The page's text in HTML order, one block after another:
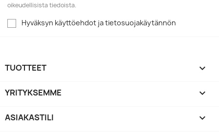
oikeudellisista tiedoista.
Hyväksyn käyttöehdot ja tietosuojakäytännön
TUOTTEET 
YRITYKSEMME 
ASIAKASTILI 